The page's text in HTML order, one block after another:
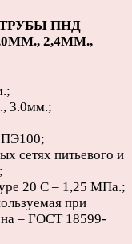
ПНД
2,4ММ.,
3.0мм.;
ПЭ100;
сетях питьевого и
20 С – 1,25 МПа.;
при
– ГОСТ 18599-